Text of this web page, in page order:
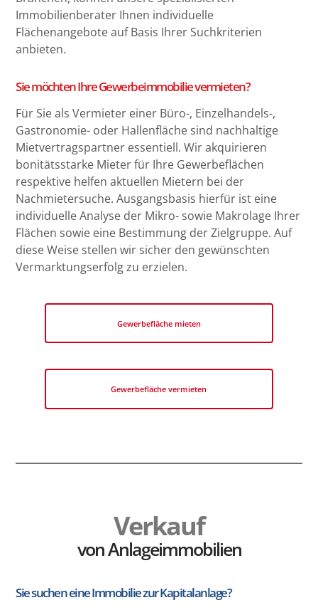
Immobilienberater Ihnen individuelle
Flächenangebote auf Basis Ihrer Suchkriterien
anbieten.
Sie möchten Ihre Gewerbeimmobilie vermieten?
Für Sie als Vermieter einer Büro-, Einzelhandels-,
Gastronomie- oder Hallenfläche sind nachhaltige
Mietvertragspartner essentiell. Wir akquirieren
bonitätsstarke Mieter für Ihre Gewerbeflächen
respektive helfen aktuellen Mietern bei der
Nachmietersuche. Ausgangsbasis hierfür ist eine
individuelle Analyse der Mikro- sowie Makrolage Ihrer
Flächen sowie eine Bestimmung der Zielgruppe. Auf
diese Weise stellen wir sicher den gewünschten
Vermarktungserfolg zu erzielen.
Gewerbefläche mieten
Gewerbefläche vermieten
Verkauf
von Anlageimmobilien
Sie suchen eine Immobilie zur Kapitalanlage?